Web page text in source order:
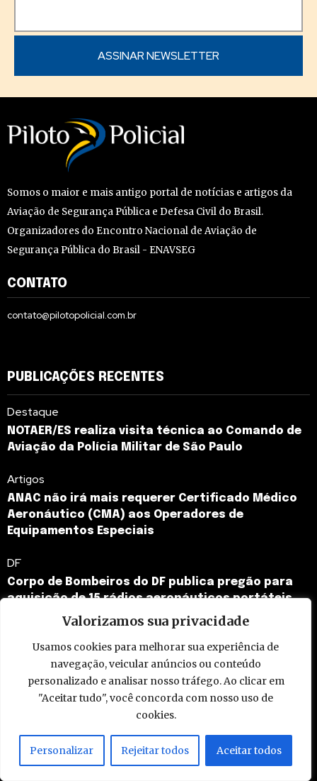
Valorizamos sua privacidade
Usamos cookies para melhorar sua experiência de
navegação, veicular anúncios ou conteúdo
personalizado e analisar nosso tráfego. Ao clicar em
"Aceitar tudo", você concorda com nosso uso de
cookies.
Personalizar Rejeitar todos Aceitar todos
Somos o maior e mais antigo portal de notícias e artigos da
Aviação de Segurança Pública e Defesa Civil do Brasil.
Organizadores do Encontro Nacional de Aviação de
Segurança Pública do Brasil - ENAVSEG
CONTATO
contato@pilotopolicial.com.br
PUBLICAÇÕES RECENTES
Destaque
NOTAER/ES realiza visita técnica ao Comando de
Aviação da Polícia Militar de São Paulo
Artigos
ANAC não irá mais requerer Certificado Médico
Aeronáutico (CMA) aos Operadores de
Equipamentos Especiais
DF
Corpo de Bombeiros do DF publica pregão para
aquisição de 15 rádios aeronáuticos portáteis
ONDE ENCONTRAR
Mapa do Site
Enviar Matéria
CATEGORIAS
Polícia Militar
Corpo de Bombeiros
SAMU